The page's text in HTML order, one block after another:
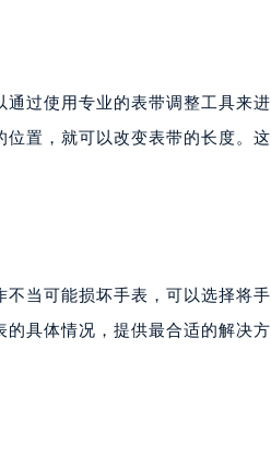
通过使用专业的表带调整工具来
置，就可以改变表带的长度。
当可能损坏手表，可以选择将
具体情况，提供最合适的解决